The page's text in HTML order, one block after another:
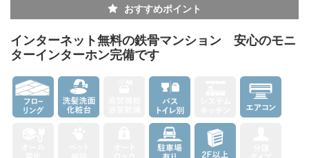
おすすめポイント
インターネット無料の鉄骨マンション 安心のモニ
ターインターホン完備です